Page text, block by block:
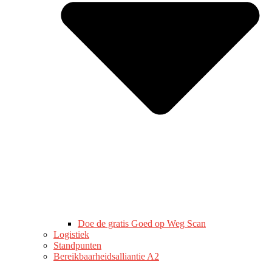
Doe de gratis Goed op Weg Scan
Logistiek
Standpunten
Bereikbaarheidsalliantie A2